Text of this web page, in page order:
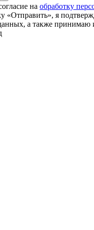
на обработку
«Отправить», я
а также принимаю